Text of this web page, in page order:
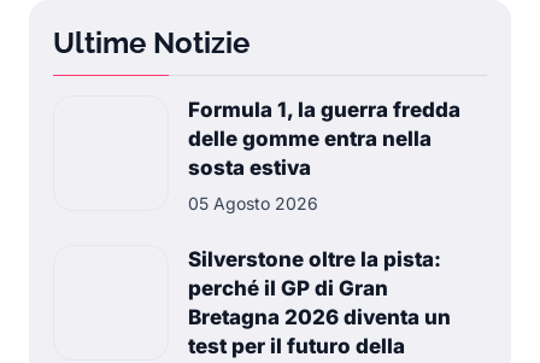
Ultime Notizie
Formula 1, la guerra fredda
delle gomme entra nella
sosta estiva
05 Agosto 2026
Silverstone oltre la pista:
perché il GP di Gran
Bretagna 2026 diventa un
test per il futuro della